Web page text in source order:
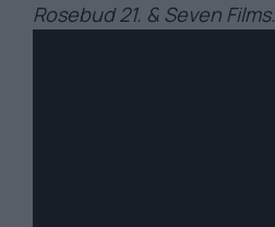
Rosebud 21. & Seven Films.